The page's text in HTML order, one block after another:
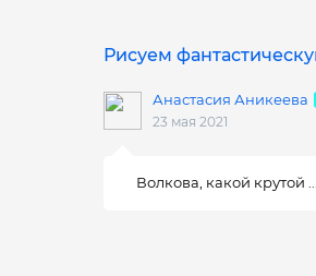
Рисуем
Анастасия Аникеева
23 мая 2021
Волкова, какой крутой